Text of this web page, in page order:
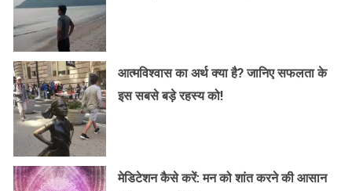
आत्मविश्वास का अर्थ क्या है? जानिए सफलता के
इस सबसे बड़े रहस्य को!
मेडिटेशन कैसे करें: मन को शांत करने की आसान